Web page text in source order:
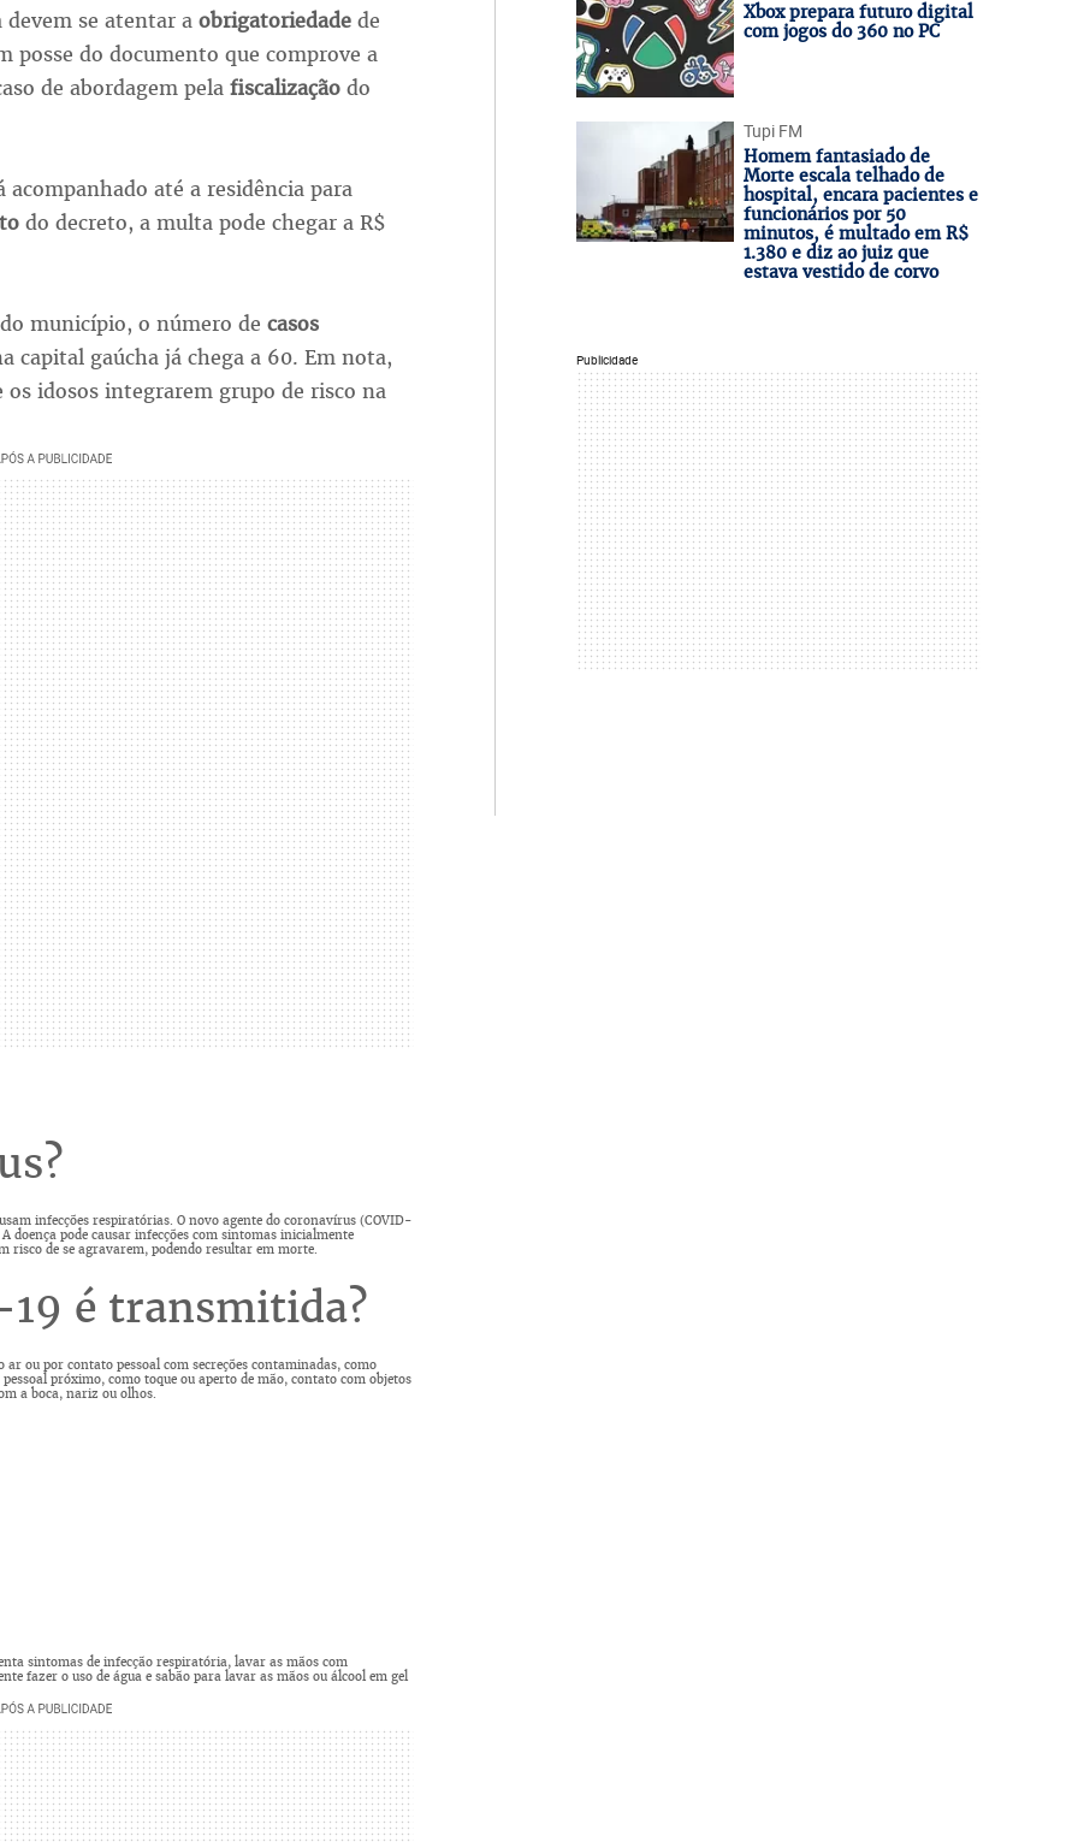
se atentar a obrigatoriedade de
posse do documento que comprove a
de abordagem pela fiscalização do
até a residência para
do decreto, a multa pode chegar a R$
município, o número de casos
capital gaúcha já chega a 60. Em nota,
idosos integrarem grupo de risco na
infecções respiratórias. O novo agente do coronavírus (COVID-
doença pode causar infecções com sintomas inicialmente
risco de se agravarem, podendo resultar em morte.
19 é transmitida?
ou por contato pessoal com secreções contaminadas, como
próximo, como toque ou aperto de mão, contato com objetos
a boca, nariz ou olhos.
sintomas de infecção respiratória, lavar as mãos com
fazer o uso de água e sabão para lavar as mãos ou álcool em gel
Xbox prepara futuro digital
com jogos do 360 no PC
Tupi FM
Homem fantasiado de
Morte escala telhado de
hospital, encara pacientes e
funcionários por 50
minutos, é multado em R$
1.380 e diz ao juiz que
estava vestido de corvo
Publicidade